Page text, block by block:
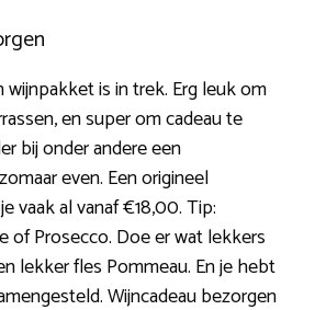
wijnpakket is in trek. Erg leuk om
en super om cadeau te
bij onder andere een
even. Een origineel
vaak al vanaf €18,00. Tip:
of Prosecco. Doe er wat lekkers
lekker fles Pommeau. En je hebt
Wijncadeau bezorgen